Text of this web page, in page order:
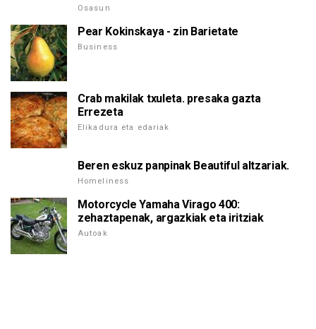
Osasun
Pear Kokinskaya - zin Barietate
Business
Crab makilak txuleta. presaka gazta
Errezeta
Elikadura eta edariak
Beren eskuz panpinak Beautiful altzariak.
Homeliness
Motorcycle Yamaha Virago 400:
zehaztapenak, argazkiak eta iritziak
Autoak